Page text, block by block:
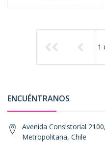
1
ENCUÉNTRANOS
Avenida Consistorial
Metropolitana, Chile